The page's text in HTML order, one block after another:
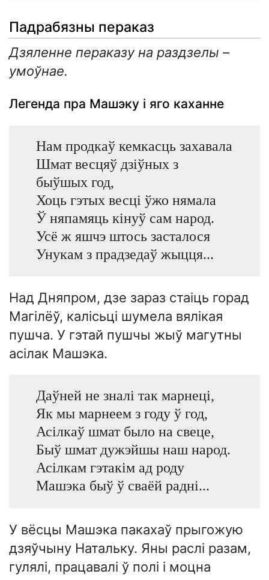
Падрабязны пераказ
Дзяленне пераказу на раздзелы –
умоўнае.
Легенда пра Машэку і яго каханне
Нам продкаў кемкасць захавала
Шмат весцяў дзіўных з
быўшых год,
Хоць гэтых весці ўжо нямала
Ў няпамяць кінуў сам народ.
Усё ж яшчэ штось засталося
Унукам з прадзедаў жыцця...
Над Дняпром, дзе зараз стаіць горад
Магілёў, калісьці шумела вялікая
пушча. У гэтай пушчы жыў магутны
асілак Машэка.
Даўней не зналі так марнеці,
Як мы марнеем з году ў год,
Асілкаў шмат было на свеце,
Быў шмат дужэйшы наш народ.
Асілкам гэтакім ад роду
Машэка быў ў сваёй радні...
У вёсцы Машэка пакахаў прыгожую
дзяўчыну Натальку. Яны раслі разам,
гулялі, працавалі ў полі і моцна